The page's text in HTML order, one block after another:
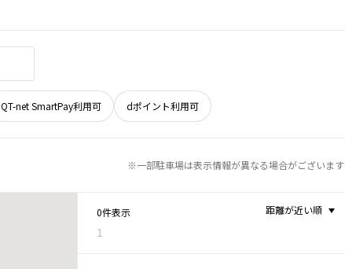
QT-net SmartPay利用可 dポイント利用可
※一部駐車場は表示情報が異なる場合がございます
0件表示
1
距離が近い順